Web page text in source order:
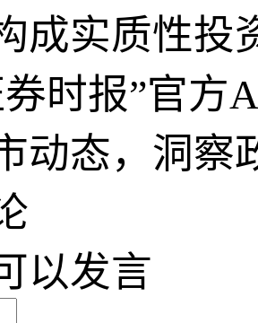
成实质性投
时报”官方
动态，洞察
以发言